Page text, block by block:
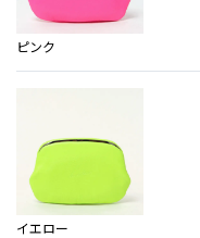
ピンク
イエロー